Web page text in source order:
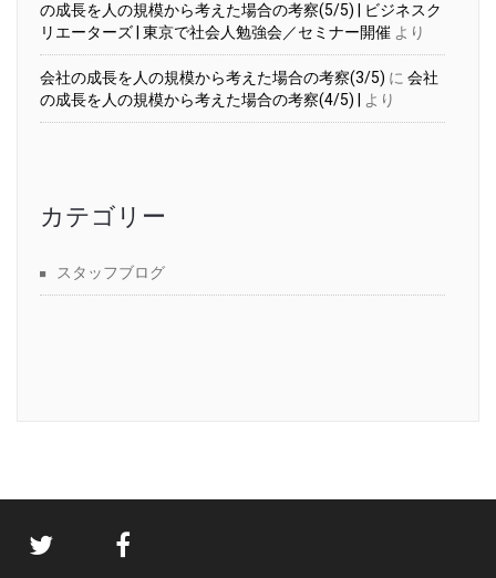
の成長を人の規模から考えた場合の考察(5/5) | ビジネスク
リエーターズ | 東京で社会人勉強会／セミナー開催 より
会社の成長を人の規模から考えた場合の考察(3/5) に 会社
の成長を人の規模から考えた場合の考察(4/5) |
より
カテゴリー
スタッフブログ